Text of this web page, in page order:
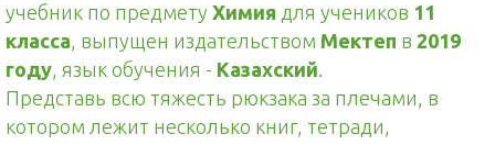
учебник по предмету Химия для учеников 11
класса, выпущен издательством Мектеп в 2019
году, язык обучения - Казахский.
Представь всю тяжесть рюкзака за плечами, в
котором лежит несколько книг, тетради,